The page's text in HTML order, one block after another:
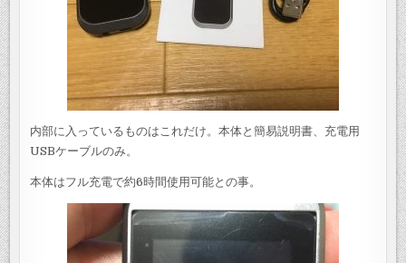
内部に入っているものはこれだけ。本体と簡易説明書、充電用
USBケーブルのみ。
本体はフル充電で約6時間使用可能との事。